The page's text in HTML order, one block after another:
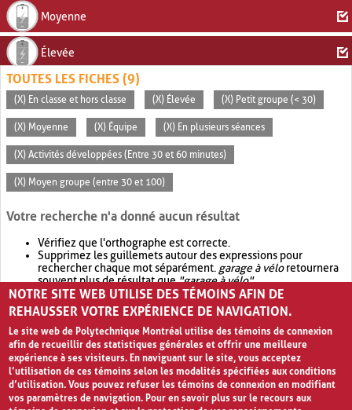
Moyenne
Élevée
TOUTES LES FICHES (9)
(X) En classe et hors classe (X) Élevée (X) Petit groupe (< 30)
(X) Moyenne (X) Équipe (X) En plusieurs séances
(X) Activités développées (Entre 30 et 60 minutes)
(X) Moyen groupe (entre 30 et 100)
Votre recherche n'a donné aucun résultat
Vérifiez que l'orthographe est correcte.
Supprimez les guillemets autour des expressions pour
rechercher chaque mot séparément. garage à véloretournera
souvent plus de résultat que"garage à vélo".
Envisagez d'élargir votre recherche avec OR.garage OR vélo
retournera souvent plus de résultat quegarage à vélo
NOTRE SITE WEB UTILISE DES TÉMOINS AFIN DE
REHAUSSER VOTRE EXPÉRIENCE DE NAVIGATION.
Le site web de Polytechnique Montréal utilise des témoins de connexion
afin de recueillir des statistiques générales et offrir une meilleure
expérience à ses visiteurs. En naviguant sur le site, vous acceptez
l’utilisation de ces témoins selon les modalités spécifiées aux conditions
d’utilisation. Vous pouvez refuser les témoins de connexion en modifiant
vos paramètres de navigation. Pour en savoir plus sur le recours aux